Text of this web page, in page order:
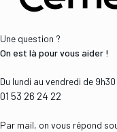
Une question ?
On est là pour vous aider !
Du lundi au vendredi de 9h30
01 53 26 24 22
Par mail, on vous répond